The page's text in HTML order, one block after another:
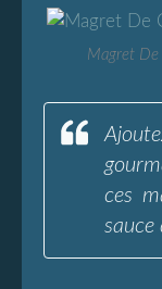
Magret De
ces
sauce